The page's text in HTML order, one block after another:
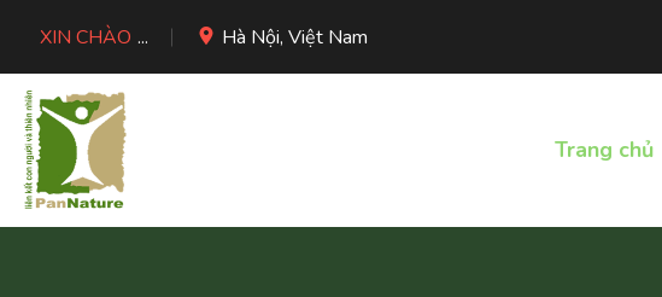
XIN CHÀO ... Hà Nội, Việt Nam
Trang chủ